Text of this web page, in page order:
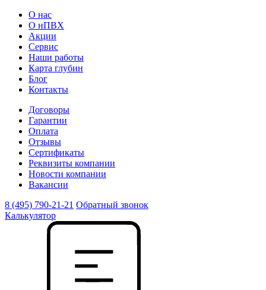
О нас
О нПВХ
Акции
Сервис
Наши работы
Карта глубин
Блог
Контакты
Договоры
Гарантии
Оплата
Отзывы
Сертификаты
Реквизиты компании
Новости компании
Вакансии
8 (495) 790-21-21 Обратный звонок
Калькулятор